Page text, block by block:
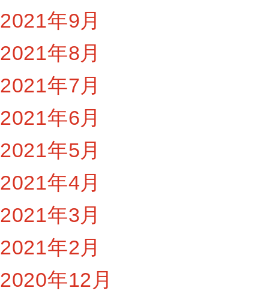
2021年9月
2021年8月
2021年7月
2021年6月
2021年5月
2021年4月
2021年3月
2021年2月
2020年12月